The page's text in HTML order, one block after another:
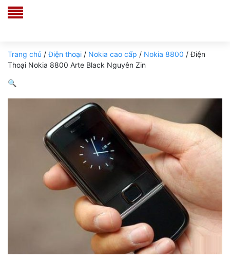
Trang chủ /Điện thoại / Nokia cao cấp / Nokia 8800 / Điện
Thoại Nokia 8800 Arte Black Nguyên Zin
🔍